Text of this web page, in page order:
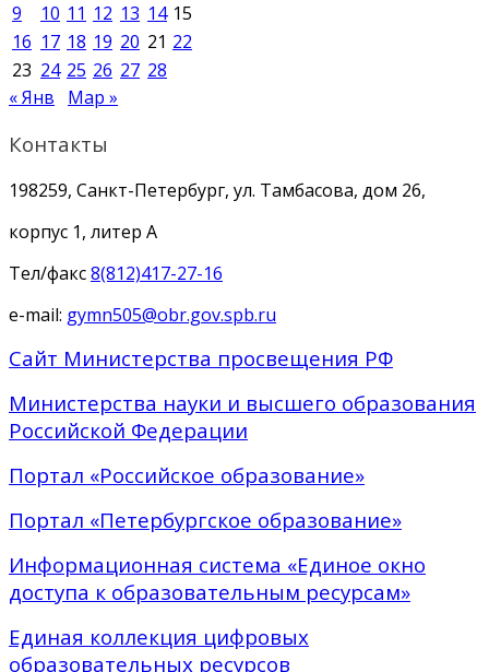
9
10 11 12 13 14 15
16 17 18 19 20 21 22
23 24 25 26 27 28
« Янв
Мар »
Контакты
198259, Санкт-Петербург, ул. Тамбасова, дом 26,
корпус 1, литер А
Тел/факс8(812)417-27-16
e-mail: gymn505@obr.gov.spb.ru
Сайт Министерства просвещения РФ
Министерства науки и высшего образования
Российской Федерации
Портал «Российское образование»
Портал «Петербургское образование»
Информационная система «Единое окно
доступа к образовательным ресурсам»
Единая коллекция цифровых
образовательных ресурсов